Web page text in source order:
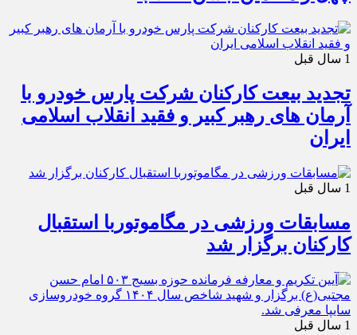
1 سال قبل
تجدید بیعت کارکنان شرکت پارس خودرو با
آرمان های رهبر کبیر و فقید انقلاب اسلامی
ایران
1 سال قبل
مسابقات ورزشی در مگاموتوربا استقبال
کارکنان برگزار شد
1 سال قبل